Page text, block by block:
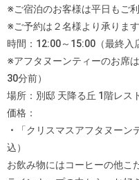
※ご宿泊のお客様は平日もご
※ご予約は２名様より承ります
時間：12:00～15:00（最終入
※アフタヌーンティーのお席
30分前）
場所：別邸 天降る丘 1階レ
価格：
・
「クリスマスアフタヌー
込）
お飲み物にはコーヒーの他こ